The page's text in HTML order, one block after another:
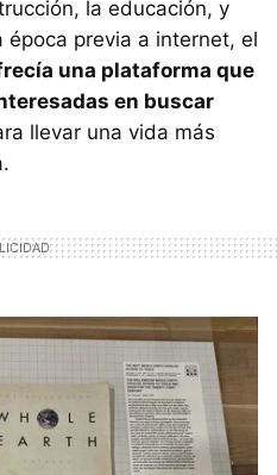
la educación, y
previa a internet, el
una plataforma que
en buscar
llevar una vida más